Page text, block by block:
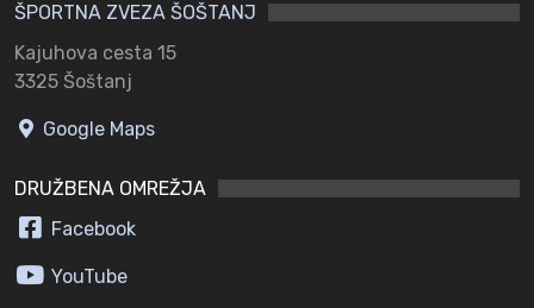
ŠPORTNA ZVEZA ŠOŠTANJ
Kajuhova cesta 15
3325 Šoštanj
Google Maps
DRUŽBENA OMREŽJA
Facebook
YouTube